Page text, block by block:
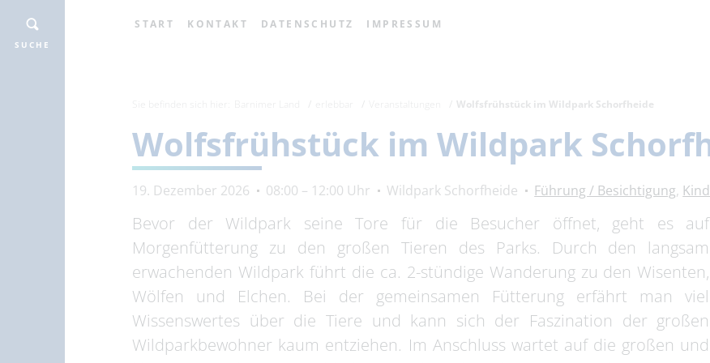
START KONTAKT DATENSCHUTZ IMPRESSUM
SUCHE
Wolfsfrühstück im Wildpark Schorfheide
Wolfsfrühstück im Wildpark
19. Dezember 2026 08:00 – 12:00 Uhr Wildpark Schorfheide Führung / Besichtigung,
Bevor der Wildpark seine Tore für die Besucher öffnet, geht es auf
Morgenfütterung zu den großen Tieren des Parks. Durch den langsam
erwachenden Wildpark führt die ca. 2-stündige Wanderung zu den Wisenten,
Wölfen und Elchen. Bei der gemeinsamen Fütterung erfährt man viel
Wissenswertes über die Tiere und kann sich der Faszination der großen
Wildparkbewohner kaum entziehen. Im Anschluss wartet auf die großen und